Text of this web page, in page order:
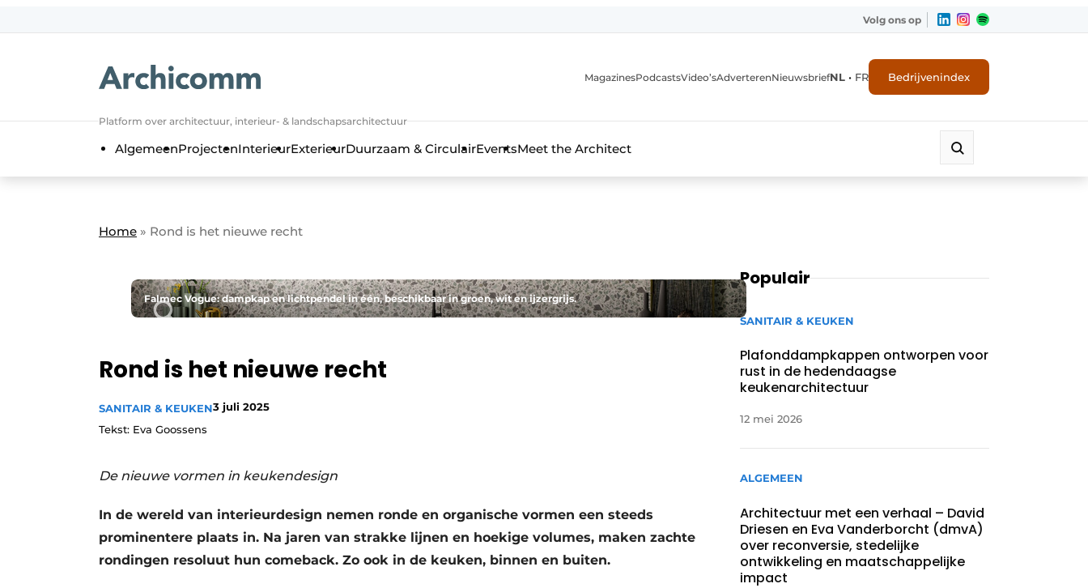
Volg ons op
Platform over architectuur, interieur- & landschapsarchitectuur
MagazinesPodcastsVideo’sAdverterenNieuwsbriefNL • FR Bedrijvenindex
AlgemeenProjectenInterieurExterieurDuurzaam & CirculairEventsMeet the Architect
Home » Rond is het nieuwe recht
Falmec Vogue: dampkap en lichtpendel in één, beschikbaar in groen, wit en ijzergrijs.
Rond is het nieuwe recht
SANITAIR & KEUKEN3 juli 2025
Tekst: Eva Goossens
De nieuwe vormen in keukendesign
In de wereld van interieurdesign nemen ronde en organische vormen een steeds
prominentere plaats in. Na jaren van strakke lijnen en hoekige volumes, maken zachte
rondingen resoluut hun comeback. Zo ook in de keuken, binnen en buiten.
Populair
SANITAIR & KEUKEN
Plafonddampkappen ontworpen voor
rust in de hedendaagse
keukenarchitectuur
12 mei 2026
ALGEMEEN
Architectuur met een verhaal – David
Driesen en Eva Vanderborcht (dmvA)
over reconversie, stedelijke
ontwikkeling en maatschappelijke
impact